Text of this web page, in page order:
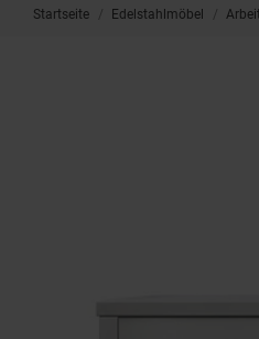
Startseite Edelstahlmöbel